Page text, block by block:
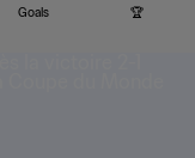
Goals
🏆